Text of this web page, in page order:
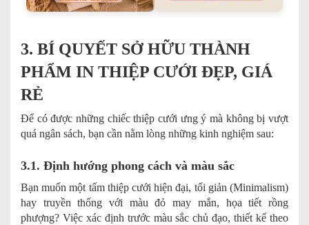
3. BÍ QUYẾT SỞ HỮU THÀNH
PHẨM IN THIỆP CƯỚI ĐẸP, GIÁ
RẺ
Để có được những chiếc thiệp cưới ưng ý mà không bị vượt
quá ngân sách, bạn cần nằm lòng những kinh nghiệm sau:
3.1. Định hướng phong cách và màu sắc
Bạn muốn một tấm thiệp cưới hiện đại, tối giản (Minimalism)
hay truyền thống với màu đỏ may mắn, họa tiết rồng
phượng? Việc xác định trước màu sắc chủ đạo, thiết kế theo